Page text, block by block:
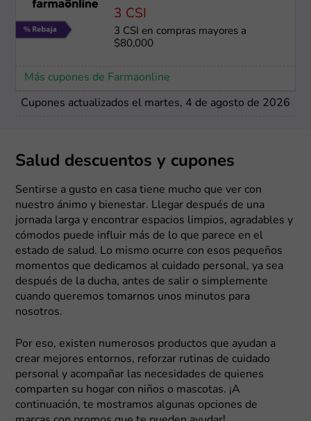
3 CSI
3 CSI en compras mayores a
$80,000
Más cupones de Farmaonline
Cupones actualizados el martes, 4 de agosto de 2026
Salud descuentos y cupones
Sentirse a gusto en casa tiene mucho que ver con
nuestro ánimo y bienestar. Llegar después de una
jornada larga y encontrar espacios limpios, agradables y
cómodos puede influir más de lo que parece en el
estado de salud. Lo mismo ocurre con esos pequeños
momentos que dedicamos al cuidado personal, ya sea
después de la ducha, antes de salir o simplemente
cuando queremos tomarnos unos minutos para
nosotros.
Por eso, existen numerosos productos que ayudan a
crear mejores entornos, reforzar rutinas de cuidado
personal y acompañar las necesidades de quienes
comparten su hogar con niños o mascotas. ¡A
continuación, te mostramos algunas opciones de